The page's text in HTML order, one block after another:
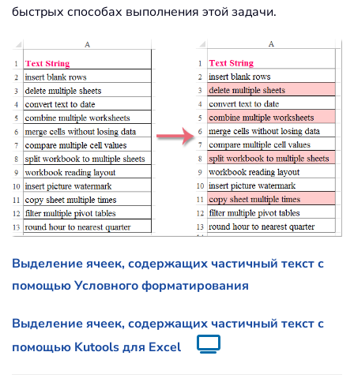
быстрых способах выполнения этой задачи.
Выделение ячеек, содержащих частичный текст с
помощью Условного форматирования
Выделение ячеек, содержащих частичный текст с
помощью Kutools для Excel